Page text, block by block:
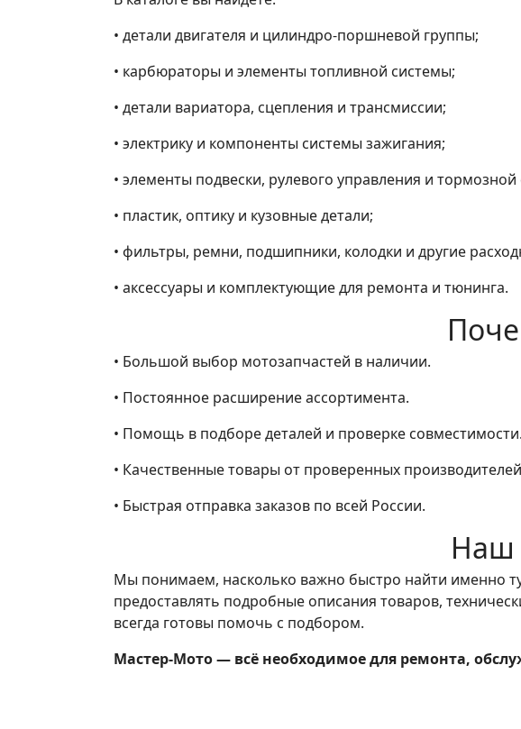
• детали двигателя и цилиндро-поршневой группы;
• карбюраторы и элементы топливной системы;
• детали вариатора, сцепления и трансмиссии;
• электрику и компоненты системы зажигания;
• элементы подвески, рулевого управления и
• пластик, оптику и кузовные детали;
• фильтры, ремни, подшипники, колодки и другие
• аксессуары и комплектующие для ремонта и тюнинга.
• Большой выбор мотозапчастей в наличии.
• Постоянное расширение ассортимента.
• Помощь в подборе деталей и проверке совместимости.
• Качественные товары от проверенных
• Быстрая отправка заказов по всей России.
Наш
Мы понимаем, насколько важно быстро найти именно
предоставлять подробные описания товаров,
всегда готовы помочь с подбором.
Мастер-Мото — всё необходимое для ремонта,